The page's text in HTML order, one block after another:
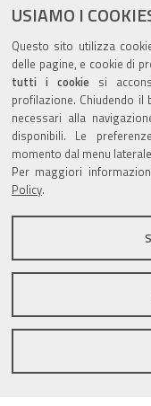
USIAMO I
Questo sito utilizza
delle pagine, e cookie di
tutti i cookiesi
profilazione. Chiudendo
necessari alla
disponibili. Le
momento dal menu
Per maggiori
Policy.
Agenda
torna alla sezione
Sito istituzionale